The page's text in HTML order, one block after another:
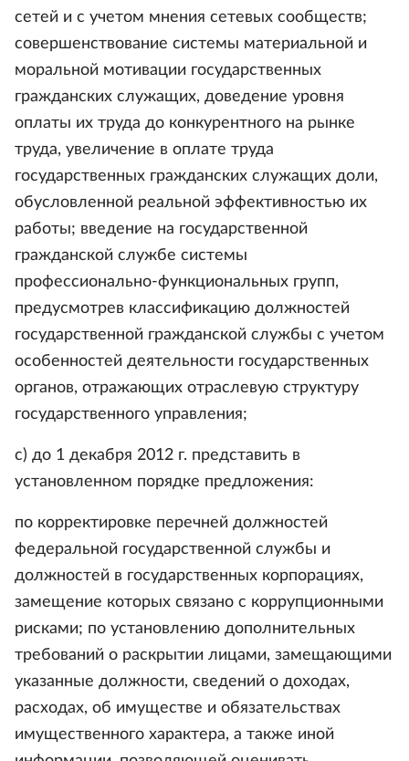
сетей и с учетом мнения сетевых сообществ;
совершенствование системы материальной и
моральной мотивации государственных
гражданских служащих, доведение уровня
оплаты их труда до конкурентного на рынке
труда, увеличение в оплате труда
государственных гражданских служащих доли,
обусловленной реальной эффективностью их
работы; введение на государственной
гражданской службе системы
профессионально-функциональных групп,
предусмотрев классификацию должностей
государственной гражданской службы с учетом
особенностей деятельности государственных
органов, отражающих отраслевую структуру
государственного управления;
с) до 1 декабря 2012 г. представить в
установленном порядке предложения:
по корректировке перечней должностей
федеральной государственной службы и
должностей в государственных корпорациях,
замещение которых связано с коррупционными
рисками; по установлению дополнительных
требований о раскрытии лицами, замещающими
указанные должности, сведений о доходах,
расходах, об имуществе и обязательствах
имущественного характера, а также иной